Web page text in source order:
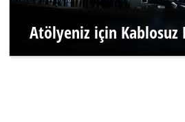
Atölyeniz için